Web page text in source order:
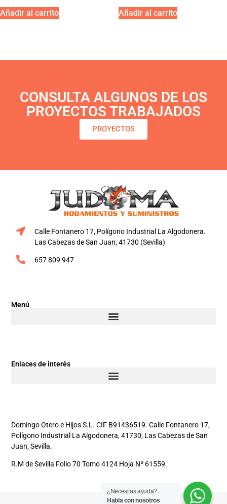
Añadir al carrito Añadir al carrito
CONSULTA ALGUNOS DE LOS
PROYECTOS TRABAJADOS
PROYECTOS
Calle Fontanero 17, Polígono Industrial La Algodonera.
Las Cabezas de San Juan, 41730 (Sevilla)
657 809 947
Menú
Enlaces de interés
Domingo Otero e Hijos S.L. CIF B91436519. Calle Fontanero 17,
Polígono Industrial La Algodonera, 41730, Las Cabezas de San
Juan, Sevilla.
R.M de Sevilla Folio 70 Tomo 4124 Hoja Nº 61559.
¿Necesitas ayuda?
Habla con nosotros